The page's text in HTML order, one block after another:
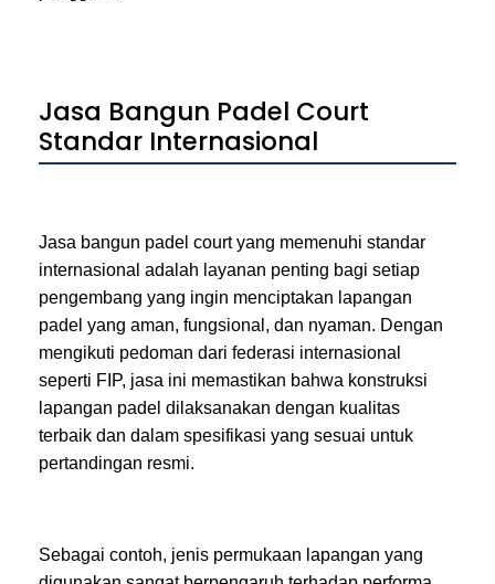
Jasa Bangun Padel Court
Standar Internasional
Jasa bangun padel court yang memenuhi standar
internasional adalah layanan penting bagi setiap
pengembang yang ingin menciptakan lapangan
padel yang aman, fungsional, dan nyaman. Dengan
mengikuti pedoman dari federasi internasional
seperti FIP, jasa ini memastikan bahwa konstruksi
lapangan padel dilaksanakan dengan kualitas
terbaik dan dalam spesifikasi yang sesuai untuk
pertandingan resmi.
Sebagai contoh, jenis permukaan lapangan yang